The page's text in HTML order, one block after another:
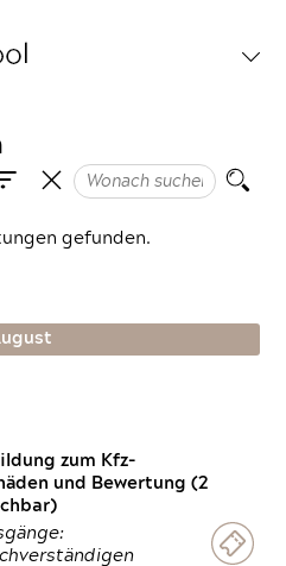
gefunden.
zum Kfz-
und Bewertung (2